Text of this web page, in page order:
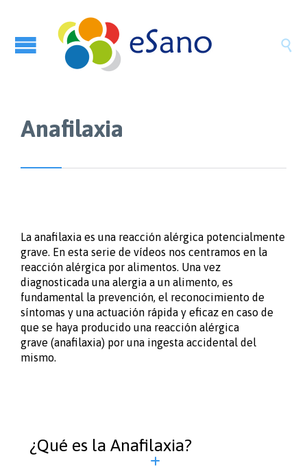

Anafilaxia
La anafilaxia es una reacción alérgica potencialmente
grave. En esta serie de vídeos nos centramos en la
reacción alérgica por alimentos. Una vez
diagnosticada una alergia a un alimento, es
fundamental la prevención, el reconocimiento de
síntomas y una actuación rápida y eficaz en caso de
que se haya producido una reacción alérgica
grave (anafilaxia) por una ingesta accidental del
mismo.
¿Qué es la Anafilaxia?